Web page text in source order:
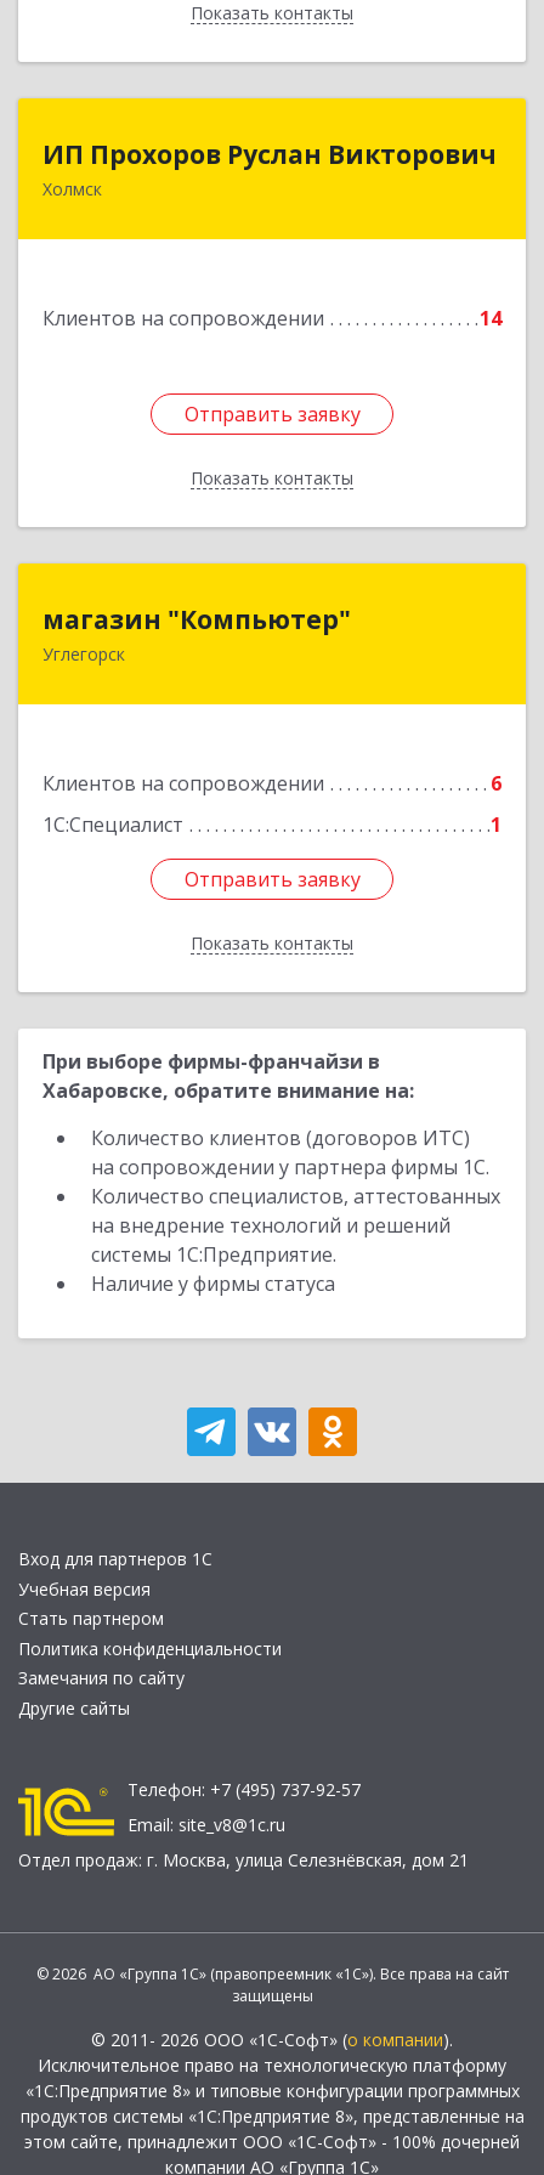
Показать контакты
Назад
ИП Прохоров Руслан Викторович
Холмск
Клиентов на сопровождении 14
Отправить заявку
Показать контакты
694620, Сахалинская обл, Холмский р-н, Холмск
Отправить заявку
Назад
магазин "Компьютер"
Углегорск
Клиентов на сопровождении
6
1С:Специалист
1
Отправить заявку
Показать контакты
694920, Сахалинская обл, Углегорский р-н,
Отправить заявку
Назад
При выборе фирмы-франчайзи в
Хабаровске, обратите внимание на:
Количество клиентов (договоров ИТС)
на сопровождении у партнера фирмы 1С.
Количество специалистов, аттестованных
на внедрение технологий и решений
системы 1С:Предприятие.
Наличие у фирмы статуса
Вход для партнеров 1С
Учебная версия
Стать партнером
Политика конфиденциальности
Замечания по сайту
Другие сайты
Телефон: +7 (495) 737-92-57
Email: site_v8@1c.ru
Отдел продаж: г. Москва, улица Селезнёвская, дом 21
© 2026 АО «Группа 1С» (правопреемник «1С»). Все права на сайт
защищены
© 2011- 2026 ООО «1С-Софт» (о компании).
Исключительное право на технологическую платформу
«1С:Предприятие 8» и типовые конфигурации программных
продуктов системы «1С:Предприятие 8», представленные на
этом сайте, принадлежит ООО «1С-Софт» - 100% дочерней
компании АО «Группа 1С»